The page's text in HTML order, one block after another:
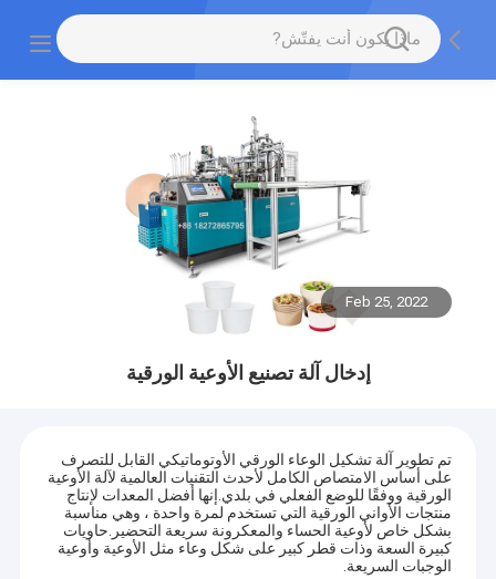
Feb 25, 2022
إدخال آلة تصنيع الأوعية الورقية
تم تطوير آلة تشكيل الوعاء الورقي الأوتوماتيكي القابل للتصرف
على أساس الامتصاص الكامل لأحدث التقنيات العالمية لآلة الأوعية
الورقية ووفقًا للوضع الفعلي في بلدي.إنها أفضل المعدات لإنتاج
منتجات الأواني الورقية التي تستخدم لمرة واحدة ، وهي مناسبة
بشكل خاص لأوعية الحساء والمعكرونة سريعة التحضير.حاويات
كبيرة السعة وذات قطر كبير على شكل وعاء مثل الأوعية وأوعية
الوجبات السريعة.